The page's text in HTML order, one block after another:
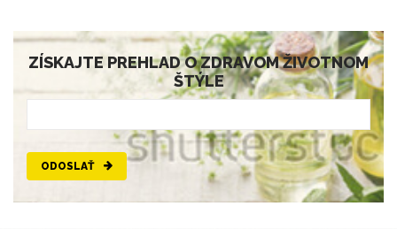
ZÍSKAJTE PREHLAD O ZDRAVOM ŽIVOTNOM
ŠTÝLE
ODOSLAŤ